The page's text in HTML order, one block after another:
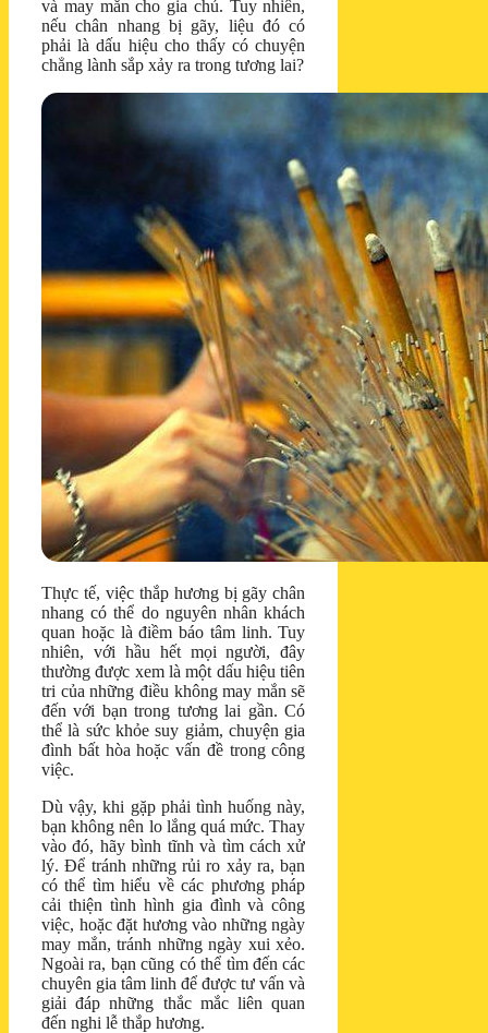
và may mắn cho gia chủ. Tuy nhiên,
nếu chân nhang bị gãy, liệu đó có
phải là dấu hiệu cho thấy có chuyện
chẳng lành sắp xảy ra trong tương lai?
Thực tế, việc thắp hương bị gãy chân
nhang có thể do nguyên nhân khách
quan hoặc là điềm báo tâm linh. Tuy
nhiên, với hầu hết mọi người, đây
thường được xem là một dấu hiệu tiên
tri của những điều không may mắn sẽ
đến với bạn trong tương lai gần. Có
thể là sức khỏe suy giảm, chuyện gia
đình bất hòa hoặc vấn đề trong công
việc.
Dù vậy, khi gặp phải tình huống này,
bạn không nên lo lắng quá mức. Thay
vào đó, hãy bình tĩnh và tìm cách xử
lý. Để tránh những rủi ro xảy ra, bạn
có thể tìm hiểu về các phương pháp
cải thiện tình hình gia đình và công
việc, hoặc đặt hương vào những ngày
may mắn, tránh những ngày xui xẻo.
Ngoài ra, bạn cũng có thể tìm đến các
chuyên gia tâm linh để được tư vấn và
giải đáp những thắc mắc liên quan
đến nghi lễ thắp hương.